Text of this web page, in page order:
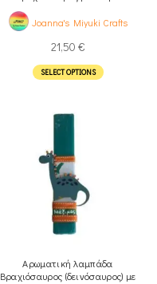
Joanna's Miyuki Crafts
21,50 €
SELECT OPTIONS
Αρωματική λαμπάδα
Βραχιόσαυρος (δεινόσαυρος) με